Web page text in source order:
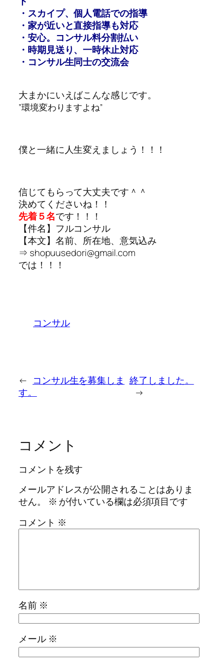
・スカイプ、個人電話での指導
・家が近いと直接指導も対応
・安心。コンサル料分割払い
・時期見送り、一時休止対応
・コンサル生同士の交流会
大まかにいえばこんな感じです。
”環境変わりますよね”
僕と一緒に人生変えましょう！！！
信じてもらって大丈夫です＾＾
決めてくださいね！！
先着５名です！！！
【件名】フルコンサル
【本文】名前、所在地、意気込み
⇒ shopuusedori@gmail.com
では！！！
コンサル
←
コンサル生を募集しま
す。
終了しました。
→
コメント
コメントを残す
メールアドレスが公開されることはありま
せん。
※ が付いている欄は必須項目です
コメント ※
名前 ※
メール ※